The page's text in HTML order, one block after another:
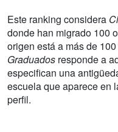
Este ranking considera
donde han migrado 100
origen está a más de
Graduados responde a
especifican una
escuela que aparece en
perfil.